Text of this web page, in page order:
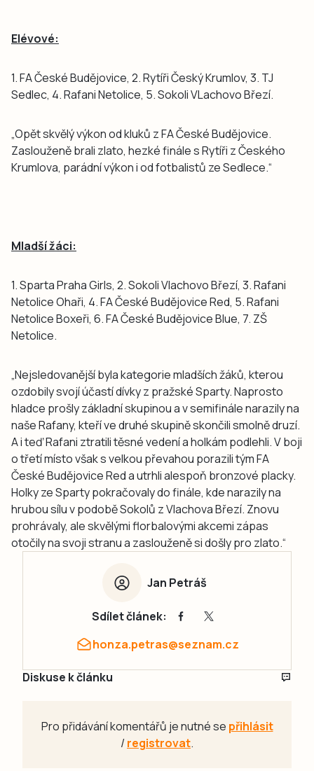
Elévové:
1. FA České Budějovice, 2. Rytíři Český Krumlov, 3. TJ
Sedlec, 4. Rafani Netolice, 5. Sokoli VLachovo Březí.
„Opět skvělý výkon od kluků z FA České Budějovice.
Zaslouženě brali zlato, hezké finále s Rytíři z Českého
Krumlova, parádní výkon i od fotbalistů ze Sedlece.“
Mladší žáci:
1. Sparta Praha Girls, 2. Sokoli Vlachovo Březí, 3. Rafani
Netolice Ohaři, 4. FA České Budějovice Red, 5. Rafani
Netolice Boxeři, 6. FA České Budějovice Blue, 7. ZŠ
Netolice.
„Nejsledovanější byla kategorie mladších žáků, kterou
ozdobily svojí účastí dívky z pražské Sparty. Naprosto
hladce prošly základní skupinou a v semifinále narazily na
naše Rafany, kteří ve druhé skupině skončili smolně druzí.
A i teď Rafani ztratili těsné vedení a holkám podlehli. V boji
o třetí místo však s velkou převahou porazili tým FA
České Budějovice Red a utrhli alespoň bronzové placky.
Holky ze Sparty pokračovaly do finále, kde narazily na
hrubou sílu v podobě Sokolů z Vlachova Březí. Znovu
prohrávaly, ale skvělými florbalovými akcemi zápas
otočily na svoji stranu a zaslouženě si došly pro zlato.“
Jan Petráš
Sdílet článek:
honza.petras@seznam.cz
Diskuse k článku
Pro přidávání komentářů je nutné se přihlásit
/registrovat.